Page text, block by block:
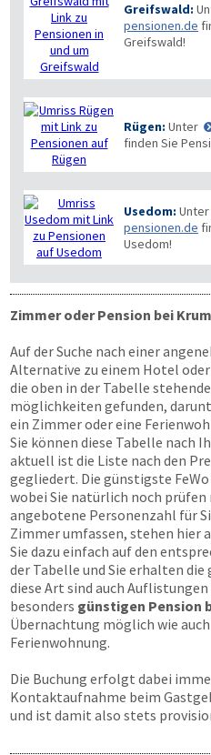
Greifswald:
pensionen.de
Greifswald!
Rügen: Unter
finden Sie
Usedom: Unter
pensionen.de
Usedom!
Zimmer oder Pension bei
Auf der Suche nach einer
Alternative zu einem Hotel
die oben in der Tabelle
möglichkeiten gefunden,
ein Zimmer oder eine
Sie können diese Tabelle nach
aktuell ist die Liste nach den
gegliedert. Die günstigste
wobei Sie natürlich noch prüfen
angebotene Personenzahl für
Zimmer umfassen, stehen hier
Sie dazu einfach auf den
der Tabelle und Sie erhalten
diese Art sind auch
besonders günstigen Pension
Übernachtung möglich wie
Ferienwohnung.
Die Buchung erfolgt dabei
Kontaktaufnahme beim
und ist damit also stets